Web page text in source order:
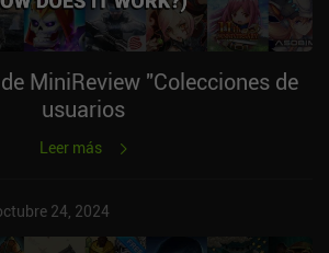
MiniReview "Colecciones de
usuarios
Leer más
24, 2024